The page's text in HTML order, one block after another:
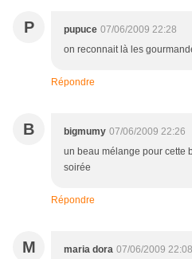
P pupuce 07/06/2009 22:28
on reconnait là les
Répondre
B bigmumy 07/06/2009 22:26
un beau mélange pour cette
soirée
Répondre
M maria dora 07/06/2009 22:08